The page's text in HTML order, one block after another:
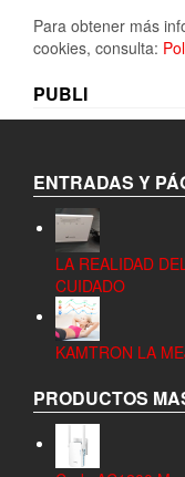
Para obtener más
cookies, consulta:
PUBLI
ENTRADAS Y
LA REALIDAD
CUIDADO
KAMTRON LA
PRODUCTOS